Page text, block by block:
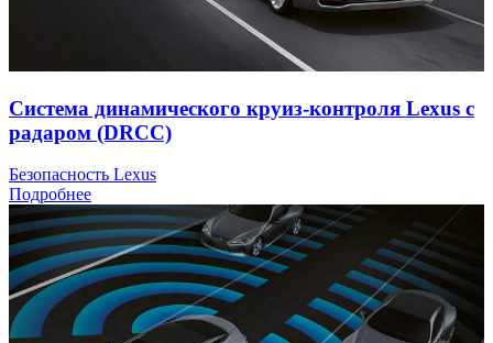
Система динамического круиз-контроля Lexus с
радаром (DRCC)
Безопасность Lexus
Подробнее